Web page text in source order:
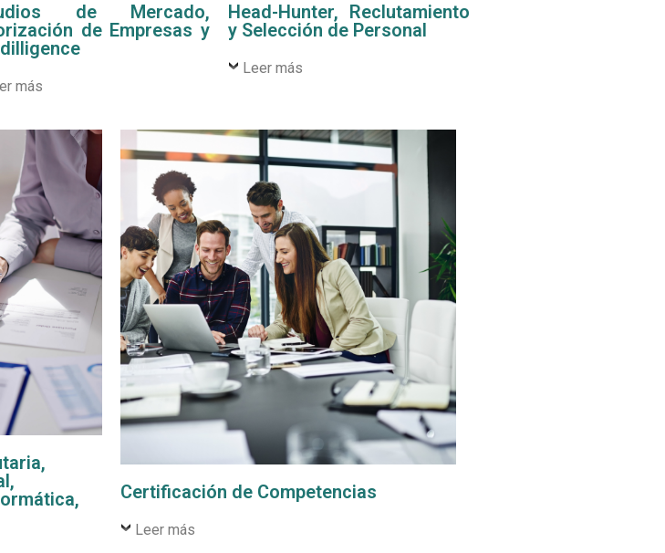
de Mercado,
de Empresas y
más
Head-Hunter, Reclutamiento
y Selección de Personal
Leer más
Certificación de Competencias
Leer más